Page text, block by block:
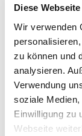
Diese
Wir verwenden
zu können und
analysieren.
Verwendung
soziale
Einwilligung zu
Webseite
Möglichstes,
Unternehmen
es hart
Vergangenheit
Sowohl bei
gerichtlichen